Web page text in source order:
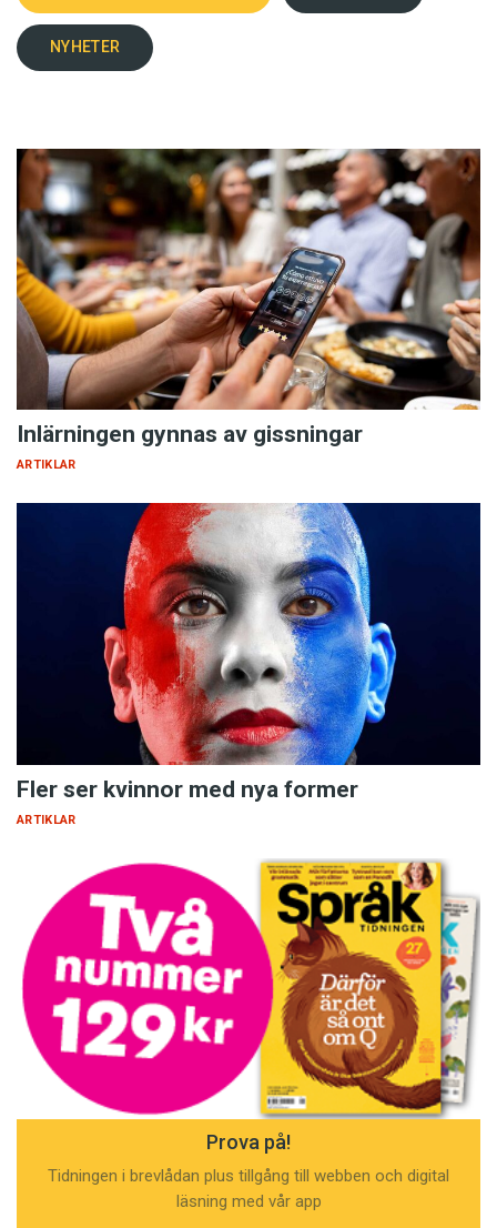
NYHETER
Inlärningen gynnas av gissningar
ARTIKLAR
Fler ser kvinnor med nya former
ARTIKLAR
Prova på!
Tidningen i brevlådan plus tillgång till webben och digital
läsning med vår app